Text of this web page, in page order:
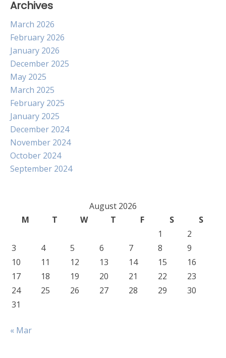
Archives
March 2026
February 2026
January 2026
December 2025
May 2025
March 2025
February 2025
January 2025
December 2024
November 2024
October 2024
September 2024
August 2026
M
T W T F S
S
1
2
3
4 5 6 7 8
9
10
11 12 13 14 15
16
17
18 19 20 21 22
23
24
25 26 27 28 29
30
31
« Mar